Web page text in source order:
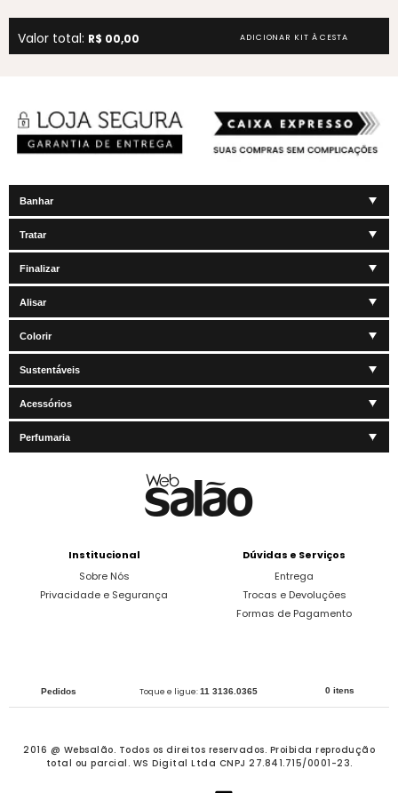
Valor total: R$ 00,00 ADICIONAR KIT À CESTA
Banhar
Tratar
Finalizar
Alisar
Colorir
Sustentáveis
Acessórios
Perfumaria
Institucional
Sobre Nós
Privacidade e Segurança
Dúvidas e Serviços
Entrega
Trocas e Devoluções
Formas de Pagamento
Pedidos Toque e ligue:11 3136.0365 0 itens
2016 @ Websalão. Todos os direitos reservados. Proibida reprodução
total ou parcial. WS Digital Ltda CNPJ 27.841.715/0001-23.